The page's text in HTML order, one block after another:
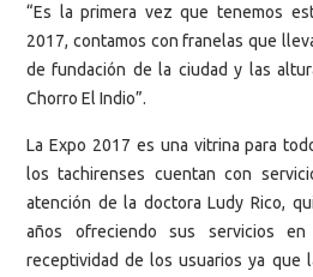
“Es la primera vez que tenemos
2017, contamos con franelas que
de fundación de la ciudad y las
Chorro El Indio”.
La Expo 2017 es una vitrina para
los tachirenses cuentan con
atención de la doctora Ludy Rico,
años ofreciendo sus servicios
receptividad de los usuarios ya que